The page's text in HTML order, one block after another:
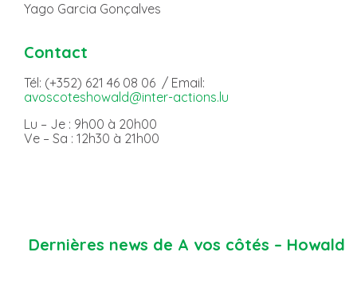
Yago Garcia Gonçalves
Contact
Tél: (+352) 621 46 08 06 / Email:
avoscoteshowald@inter-actions.lu
Lu – Je : 9h00 à 20h00
Ve – Sa : 12h30 à 21h00
Dernières news de A vos côtés – Howald